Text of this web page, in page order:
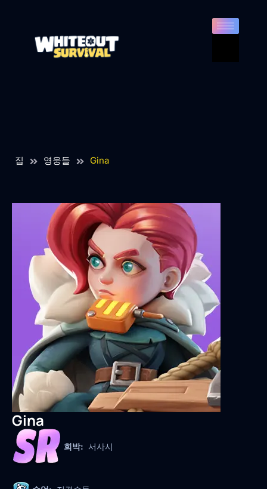
집 영웅들 Gina
Gina
희박: 서사시